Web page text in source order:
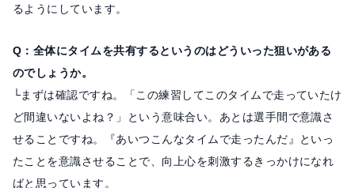
るようにしています。
Q：全体にタイムを共有するというのはどういった狙いがある
のでしょうか。
└まずは確認ですね。「この練習してこのタイムで走っていたけ
ど間違いないよね？」という意味合い。あとは選手間で意識さ
せることですね。『あいつこんなタイムで走ったんだ』といっ
たことを意識させることで、向上心を刺激するきっかけになれ
ばと思っています。